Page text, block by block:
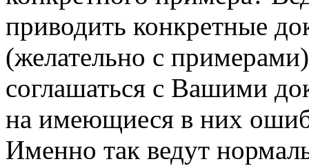
приводить конкретные
(желательно с
соглашаться с Вашими
на имеющиеся в них
Именно так ведут